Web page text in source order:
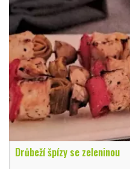
Drůbeží špízy se zeleninou